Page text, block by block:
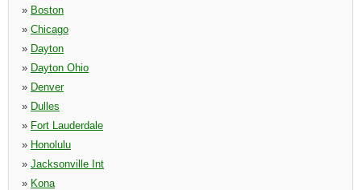
» Boston
» Chicago
» Dayton
» Dayton Ohio
» Denver
» Dulles
» Fort Lauderdale
» Honolulu
» Jacksonville Int
» Kona